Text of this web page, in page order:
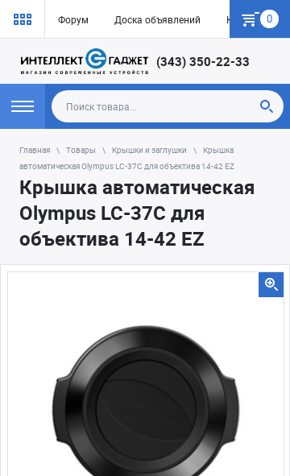
Форум Доска объявлений Как купить
0
(343) 350-22-33
Главная Товары Крышки и заглушки
Крышка
автоматическая Olympus LC-37C для объектива 14-42 EZ
Крышка автоматическая
Olympus LC-37C для
объектива 14-42 EZ